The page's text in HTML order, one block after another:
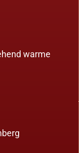
warme